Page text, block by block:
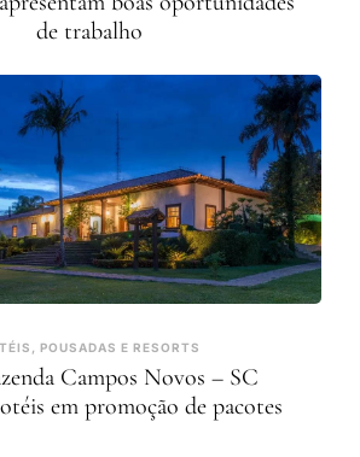
de trabalho
POUSADAS E RESORTS
Campos Novos – SC
em promoção de pacotes